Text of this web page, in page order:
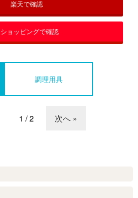
楽天で確認
ョッピングで確認
調理用具
次へ »
1 / 2